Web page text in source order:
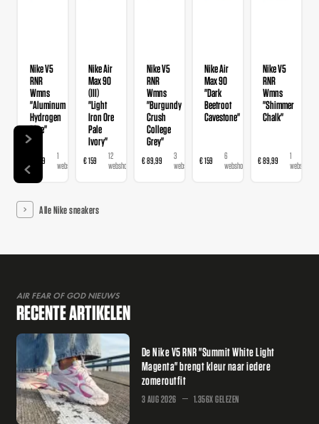
Nike V5
RNR
Wmns
"Aluminum
Hydrogen
Blue"
€ 89,99
1
webshop
Nike Air
Max 90
(III)
"Light
Iron Ore
Pale
Ivory"
€ 159
12
webshops
Nike V5
RNR
Wmns
"Burgundy
Crush
College
Grey"
€ 89,99
3
webshops
Nike Air
Max 90
"Dark
Beetroot
Cavestone"
€ 159
6
webshops
Nike V5
RNR
Wmns
"Shimmer
Chalk"
€ 89,99
1
webshop
Alle Nike sneakers
AIR FEAR OF GOD NIEUWS
RECENTE ARTIKELEN
De Nike V5 RNR "Summit White Light
Magenta" brengt kleur naar iedere
zomeroutfit
3 AUG 2026 1.356X GELEZEN